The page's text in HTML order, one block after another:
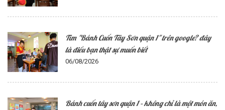
Tìm "Bánh Cuốn Tây Sơn quận 1" trên google? đây
là điều bạn thật sự muốn biết
06/08/2026
Bánh cuốn tây sơn quận 1 – không chỉ là một món ăn,